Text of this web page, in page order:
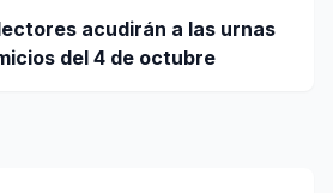
acudirán a las urnas
del 4 de octubre